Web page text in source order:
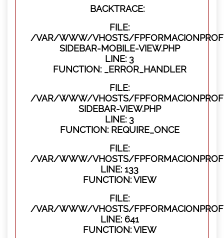
BACKTRACE:
FILE:
/VAR/WWW/VHOSTS/
SIDEBAR-MOBILE-VIEW.PHP
LINE: 3
FUNCTION: _ERROR_HANDLER
FILE:
/VAR/WWW/VHOSTS/
SIDEBAR-VIEW.PHP
LINE: 3
FUNCTION: REQUIRE_ONCE
FILE:
/VAR/WWW/VHOSTS/
LINE: 133
FUNCTION: VIEW
FILE:
/VAR/WWW/VHOSTS/
LINE: 641
FUNCTION: VIEW